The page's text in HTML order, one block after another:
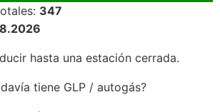
347
hasta una estación cerrada.
tiene GLP / autogás?